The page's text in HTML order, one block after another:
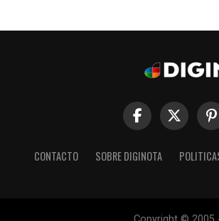
CONTACTO SOBRE DIGINOTA